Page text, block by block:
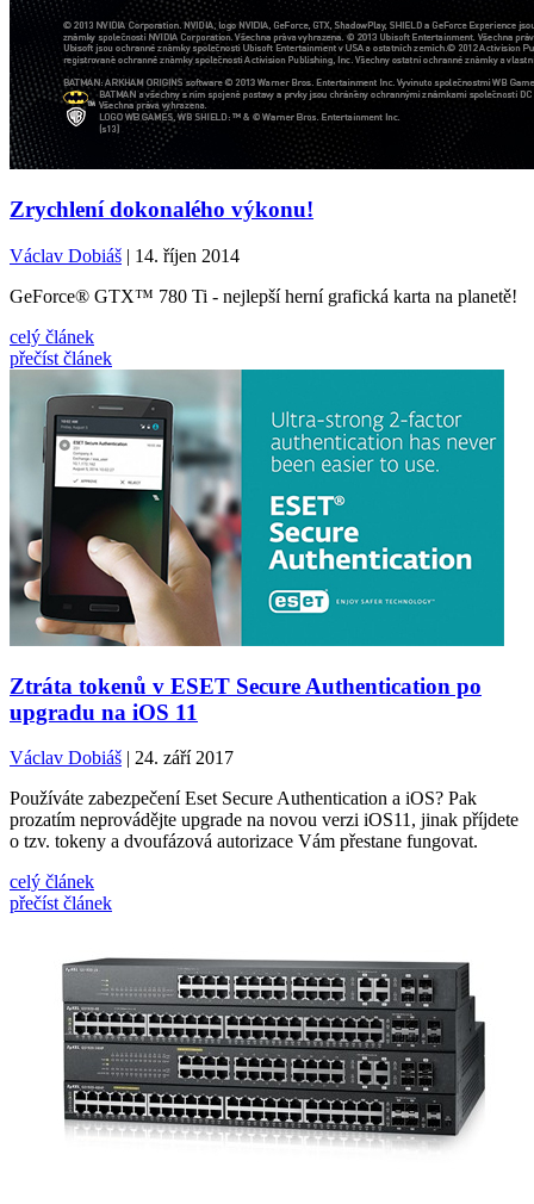
Zrychlení dokonalého výkonu!
Václav Dobiáš | 14. říjen 2014
GeForce® GTX™ 780 Ti - nejlepší herní grafická karta na planetě!
celý článek
přečíst článek
Ztráta tokenů v ESET Secure Authentication po
upgradu na iOS 11
Václav Dobiáš | 24. září 2017
Používáte zabezpečení Eset Secure Authentication a iOS? Pak
prozatím neprovádějte upgrade na novou verzi iOS11, jinak příjdete
o tzv. tokeny a dvoufázová autorizace Vám přestane fungovat.
celý článek
přečíst článek